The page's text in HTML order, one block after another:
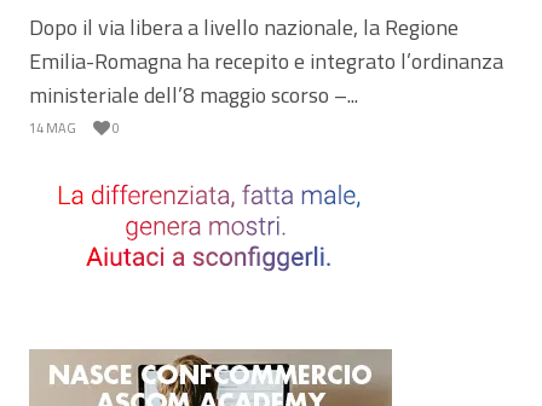
Dopo il via libera a livello nazionale, la Regione
Emilia-Romagna ha recepito e integrato l’ordinanza
ministeriale dell’8 maggio scorso –...
14 MAG 0